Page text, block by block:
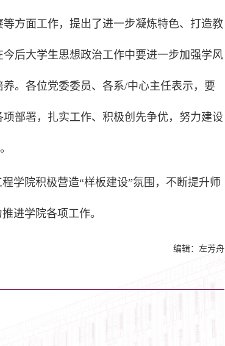
方面工作，提出了进一步凝炼特色、打造教
后大学生思想政治工作中要进一步加强学风
。各位党委委员、各系/中心主任表示，要
部署，扎实工作、积极创先争优，努力建设
学院积极营造“样板建设”氛围，不断提升师
进学院各项工作。
编辑：左芳舟